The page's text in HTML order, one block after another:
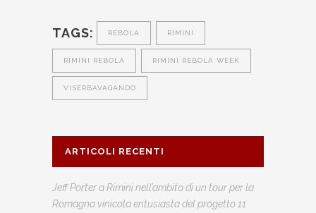
TAGS: REBOLA RIMINI
RIMINI REBOLA RIMINI REBOLA WEEK
VISERBAVAGANDO
ARTICOLI RECENTI
Jeff Porter a Rimini nell’ambito di un tour per la
Romagna vinicola entusiasta del progetto 11